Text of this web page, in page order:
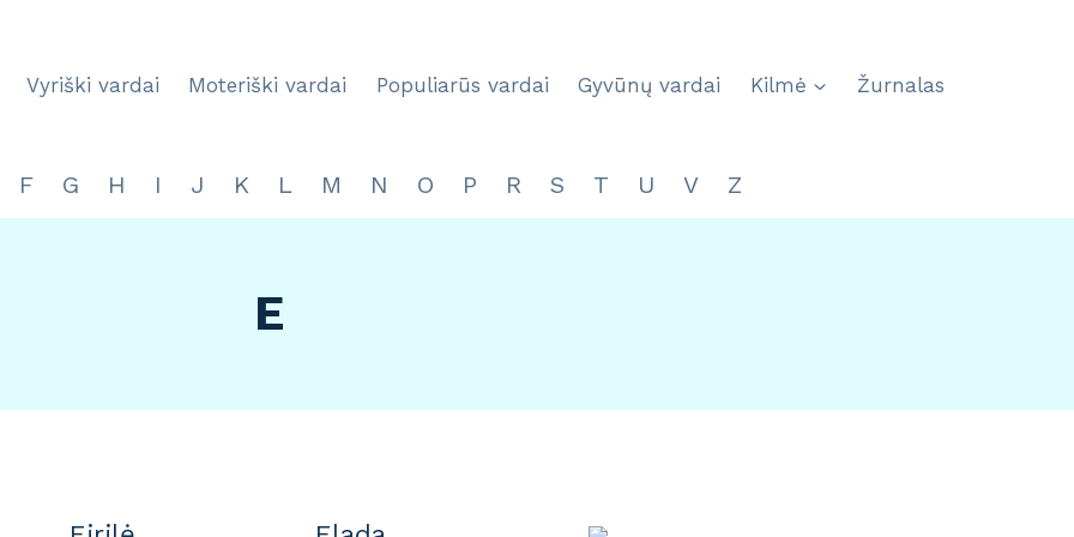
Vyriški vardai Moteriški vardai Populiarūs vardai Gyvūnų vardai Kilmė Žurnalas
F G H I J K L M N O P R S T U V Z
E